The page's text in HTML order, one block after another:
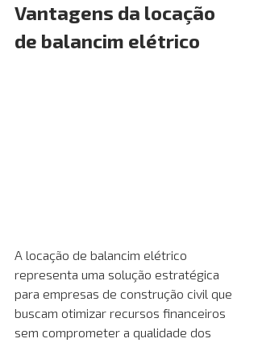
Vantagens da locação
de balancim elétrico
A locação de balancim elétrico
representa uma solução estratégica
para empresas de construção civil que
buscam otimizar recursos financeiros
sem comprometer a qualidade dos